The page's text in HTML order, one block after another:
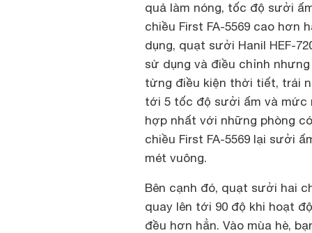
quả làm nóng, tốc độ sưởi
chiều First FA-5569 cao hơn
dụng, quạt sưởi Hanil HEF-
sử dụng và điều chỉnh
từng điều kiện thời tiết, trái
tới 5 tốc độ sưởi ấm và mức
hợp nhất với những phòng
chiều First FA-5569 lại sưởi
mét vuông.
Bên cạnh đó, quạt sưởi hai
quay lên tới 90 độ khi hoạt
đều hơn hẳn. Vào mùa hè,